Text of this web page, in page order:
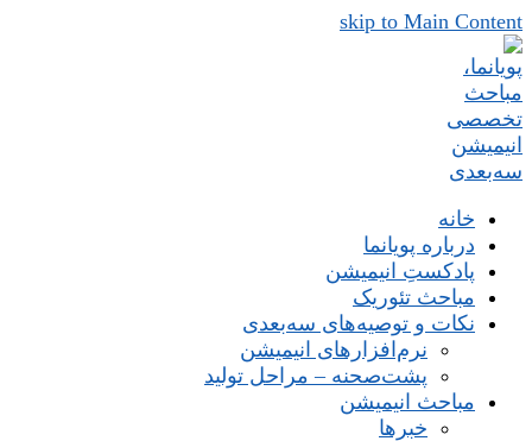
skip to Main Content
خانه
درباره پویانما
پادکستِ انیمیشن
مباحث تئوریک
نکات و توصیه‌های‌ سه‌بعدی
نرم‌افزارهای انیمیشن
پشت‌صحنه – مراحل تولید
مباحث انیمیشن
خبرها